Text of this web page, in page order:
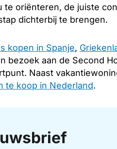
te oriënteren, de juiste
dichterbij te brengen.
kopen in Spanje,
bezoek aan de Second
Naast
te koop in Nederland.